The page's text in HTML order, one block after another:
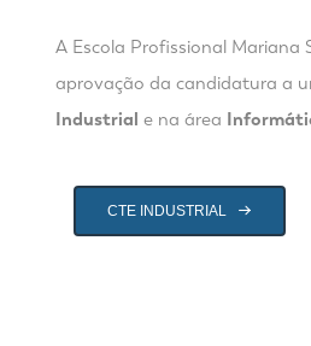
A Escola Profissional Mariana
aprovação da candidatura a
Industrial e na área
CTE INDUSTRIAL